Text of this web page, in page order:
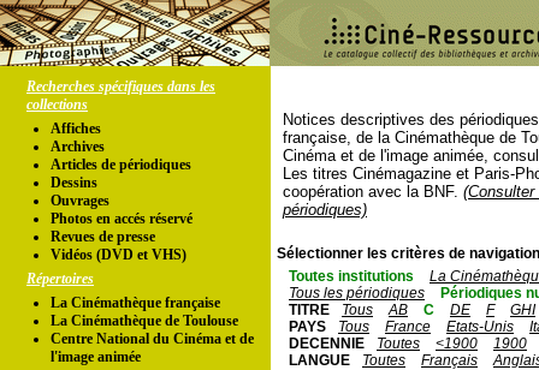
Recherches spécifiques dans les
collections
Affiches
Archives
Articles de périodiques
Dessins
Ouvrages
Photos en accés réservé
Revues de presse
Vidéos (DVD et VHS)
Répertoires
La Cinémathèque française
La Cinémathèque de Toulouse
Centre National du Cinéma et de
l'image animée
Notices descriptives des
française, de la Cinémathèque de
Cinéma et de l'image animée,
Les titres Cinémagazine et Paris-
coopération avec la BNF.
périodiques)
Sélectionner les critères de
Toutes institutions
La
Tous les périodiques
Périodiques
TITRE
Tous AB C DE F
GHI
PAYS
Tous France Etats-Unis
DECENNIE
Toutes <1900
1900
LANGUE
Toutes Français